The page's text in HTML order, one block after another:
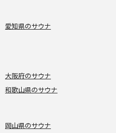
愛知県のサウナ
大阪府のサウナ
和歌山県のサウナ
岡山県のサウナ